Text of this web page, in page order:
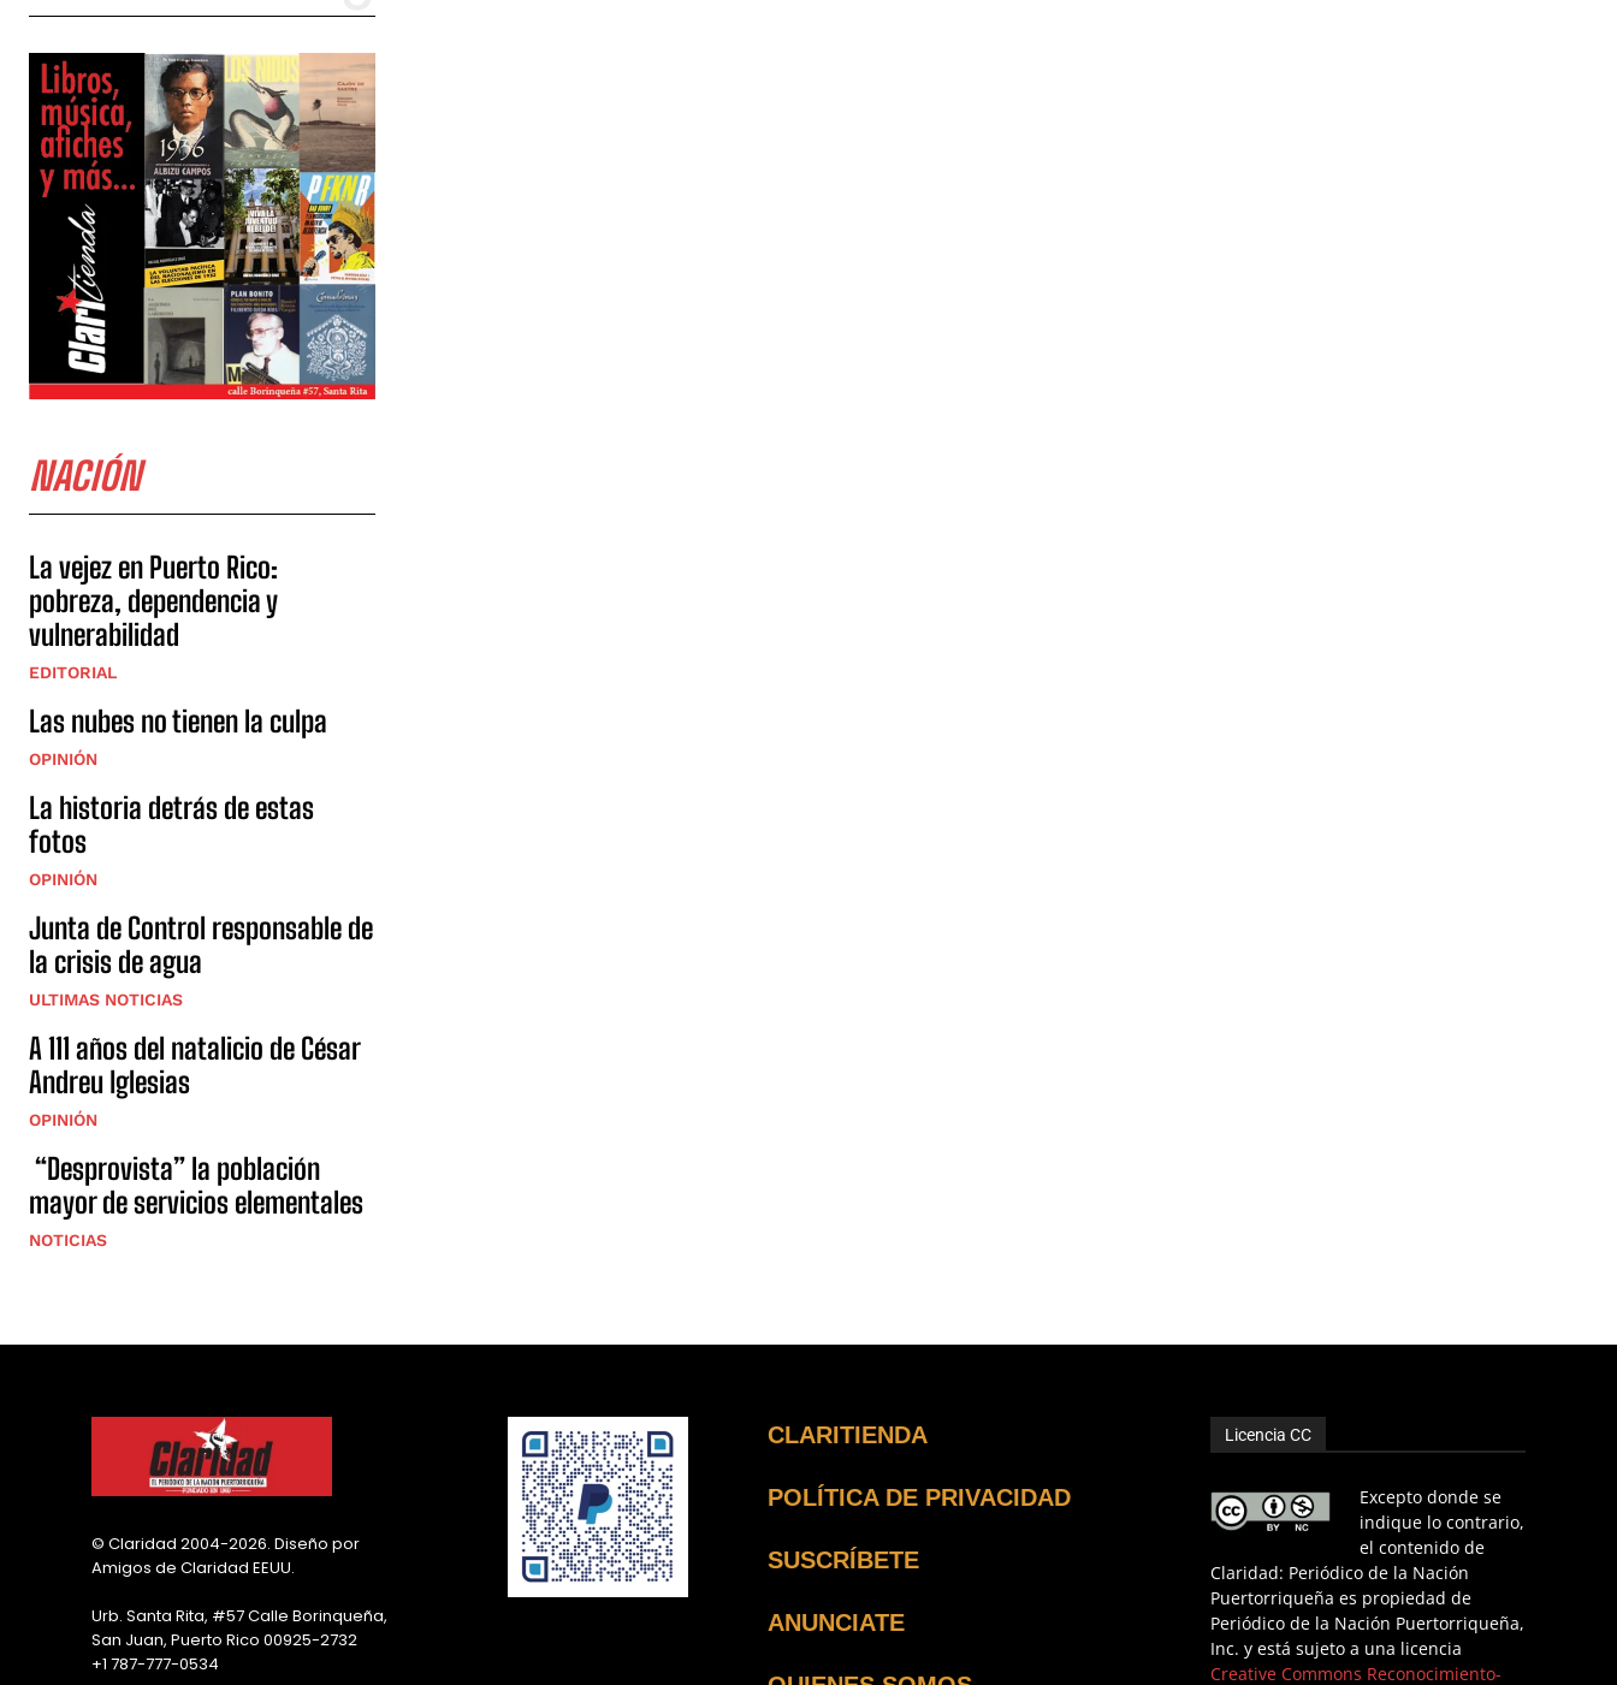
NACIÓN
La vejez en Puerto Rico:
pobreza, dependencia y
vulnerabilidad
EDITORIAL
Las nubes no tienen la culpa
OPINIÓN
La historia detrás de estas
fotos
OPINIÓN
Junta de Control responsable de
la crisis de agua
ULTIMAS NOTICIAS
A 111 años del natalicio de César
Andreu Iglesias
OPINIÓN
“Desprovista” la población
mayor de servicios elementales
NOTICIAS
© Claridad 2004-2026. Diseño por
Amigos de Claridad EEUU.
Urb. Santa Rita, #57 Calle Borinqueña,
San Juan, Puerto Rico 00925-2732
+1 787-777-0534
CLARITIENDA
POLÍTICA DE PRIVACIDAD
SUSCRÍBETE
ANUNCIATE
Licencia CC
Excepto donde se
indique lo contrario,
el contenido de
Claridad: Periódico de la Nación
Puertorriqueña es propiedad de
Periódico de la Nación Puertorriqueña,
Inc. y está sujeto a una licencia
Creative Commons Reconocimiento-